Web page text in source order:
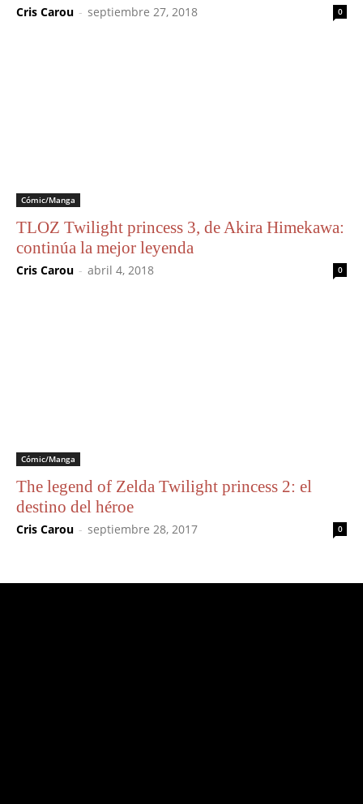
Cris Carou - septiembre 27, 2018 0
Cómic/Manga
TLOZ Twilight princess 3, de Akira Himekawa:
continúa la mejor leyenda
Cris Carou - abril 4, 2018 0
Cómic/Manga
The legend of Zelda Twilight princess 2: el
destino del héroe
Cris Carou - septiembre 28, 2017 0